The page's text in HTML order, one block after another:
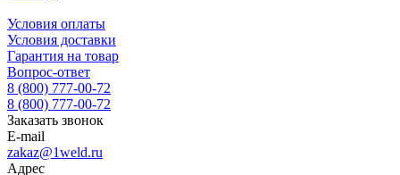
Условия оплаты
Условия доставки
Гарантия на товар
Вопрос-ответ
8 (800) 777-00-72
8 (800) 777-00-72
Заказать звонок
E-mail
zakaz@1weld.ru
Адрес